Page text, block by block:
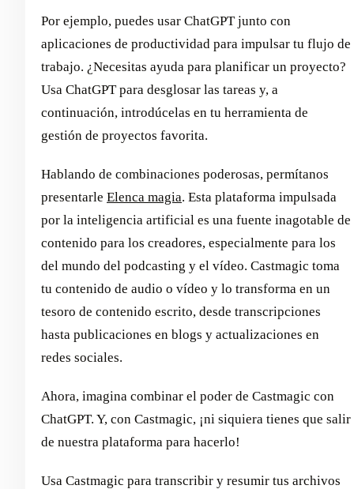
Por ejemplo, puedes usar ChatGPT junto con
aplicaciones de productividad para impulsar tu flujo de
trabajo. ¿Necesitas ayuda para planificar un proyecto?
Usa ChatGPT para desglosar las tareas y, a
continuación, introdúcelas en tu herramienta de
gestión de proyectos favorita.
Hablando de combinaciones poderosas, permítanos
presentarle Elenca magia. Esta plataforma impulsada
por la inteligencia artificial es una fuente inagotable de
contenido para los creadores, especialmente para los
del mundo del podcasting y el vídeo. Castmagic toma
tu contenido de audio o vídeo y lo transforma en un
tesoro de contenido escrito, desde transcripciones
hasta publicaciones en blogs y actualizaciones en
redes sociales.
Ahora, imagina combinar el poder de Castmagic con
ChatGPT. Y, con Castmagic, ¡ni siquiera tienes que salir
de nuestra plataforma para hacerlo!
Usa Castmagic para transcribir y resumir tus archivos